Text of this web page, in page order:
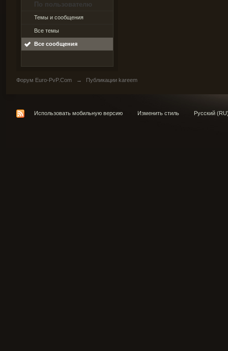
По пользователю
Темы и сообщения
Все темы
Все сообщения
Форум Euro-PvP.Com → Публикации kareem
Использовать мобильную версию Изменить стиль Русский